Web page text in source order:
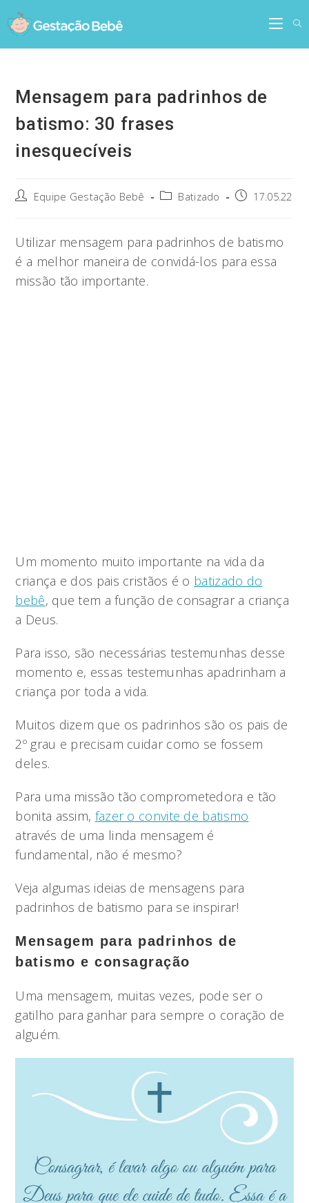
to
content
Mensagem para padrinhos de
batismo: 30 frases
inesquecíveis
PostEquipe Gestação Bebê
PostBatizado
Post17.05.22
Utilizar mensagem para padrinhos de batismo
é a melhor maneira de convidá-los para essa
missão tão importante.
Um momento muito importante na vida da
criança e dos pais cristãos é o batizado do
bebê, que tem a função de consagrar a criança
a Deus.
Para isso, são necessárias testemunhas desse
momento e, essas testemunhas apadrinham a
criança por toda a vida.
Muitos dizem que os padrinhos são os pais de
2º grau e precisam cuidar como se fossem
deles.
Para uma missão tão comprometedora e tão
bonita assim, fazer o convite de batismo
através de uma linda mensagem é
fundamental, não é mesmo?
Veja algumas ideias de mensagens para
padrinhos de batismo para se inspirar!
Mensagem para padrinhos de
batismo e consagração
Uma mensagem, muitas vezes, pode ser o
gatilho para ganhar para sempre o coração de
alguém.